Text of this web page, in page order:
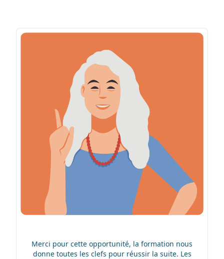
Merci pour cette opportunité, la formation nous
donne toutes les clefs pour réussir la suite. Les